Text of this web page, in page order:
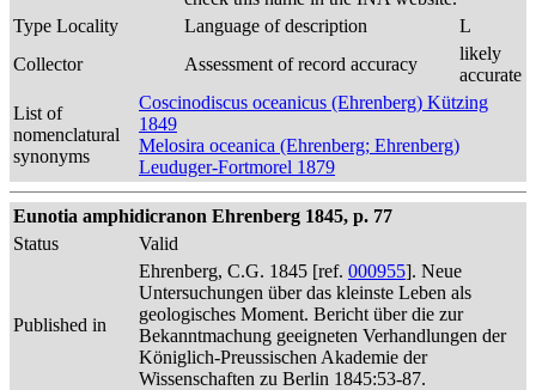
Type Locality
Language of description
L
Collector
Assessment of record accuracy
likely
accurate
List of
nomenclatural
synonyms
Coscinodiscus oceanicus (Ehrenberg) Kützing
1849
Melosira oceanica (Ehrenberg; Ehrenberg)
Leuduger-Fortmorel 1879
Eunotia amphidicranon Ehrenberg 1845, p. 77
Status
Valid
Published in
Ehrenberg, C.G. 1845 [ref. 000955]. Neue
Untersuchungen über das kleinste Leben als
geologisches Moment. Bericht über die zur
Bekanntmachung geeigneten Verhandlungen der
Königlich-Preussischen Akademie der
Wissenschaften zu Berlin 1845:53-87.